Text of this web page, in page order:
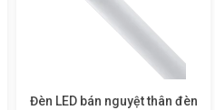
Đèn LED bán nguyệt thân đèn